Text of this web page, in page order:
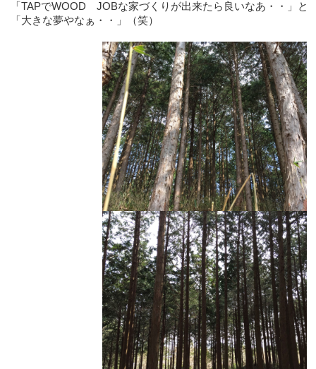
「TAPでWOOD JOBな家づくりが出来たら良いなあ・・」と
「大きな夢やなぁ・・」（笑）